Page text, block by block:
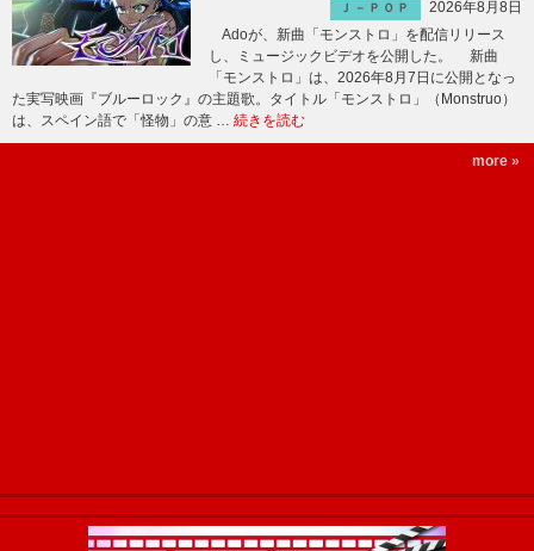
Ｊ－ＰＯＰ
2026年8月8日
Adoが、新曲「モンストロ」を配信リリース
し、ミュージックビデオを公開した。 新曲
「モンストロ」は、2026年8月7日に公開となっ
た実写映画『ブルーロック』の主題歌。タイトル「モンストロ」（Monstruo）
は、スペイン語で「怪物」の意 … 続きを読む
more »